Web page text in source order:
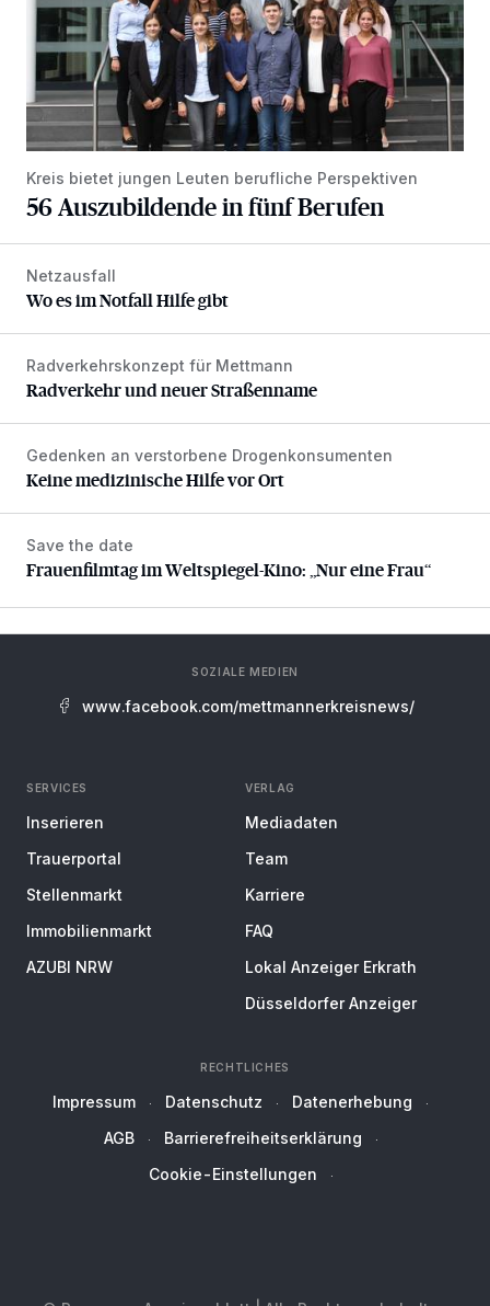
Kreis bietet jungen Leuten berufliche Perspektiven
56 Auszubildende in fünf Berufen
Wo es im Notfall Hilfe gibt
Netzausfall
Wo es im Notfall Hilfe gibt
Radverkehr und neuer Straßenname
Radverkehrskonzept für Mettmann
Radverkehr und neuer Straßenname
Keine medizinische Hilfe vor Ort
Gedenken an verstorbene Drogenkonsumenten
Keine medizinische Hilfe vor Ort
Frauenfilmtag im Weltspiegel-Kino: „Nur eine Frau“
Save the date
Frauenfilmtag im Weltspiegel-Kino: „Nur eine Frau“
SOZIALE MEDIEN
www.facebook.com/mettmannerkreisnews/
SERVICES
Inserieren
Trauerportal
Stellenmarkt
Immobilienmarkt
AZUBI NRW
VERLAG
Mediadaten
Team
Karriere
FAQ
Lokal Anzeiger Erkrath
Düsseldorfer Anzeiger
RECHTLICHES
Impressum Datenschutz
Datenerhebung
AGB
Barrierefreiheitserklärung
Cookie-Einstellungen